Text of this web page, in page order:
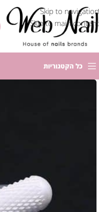
Skip to navigation
Skip to main content
כל הקטגוריות